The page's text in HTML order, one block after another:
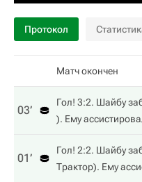
Протокол
Матч окончен
03‎’‎
Гол! 3:2. Шайбу
). Ему
01‎’‎
Гол! 2:2. Шайбу
Трактор). Ему